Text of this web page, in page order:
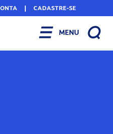
| CADASTRE-SE
MENU